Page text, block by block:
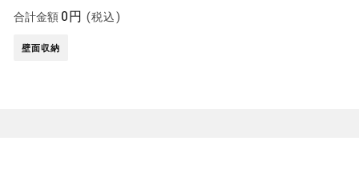
合計金額 0円 (税込)
壁面収納